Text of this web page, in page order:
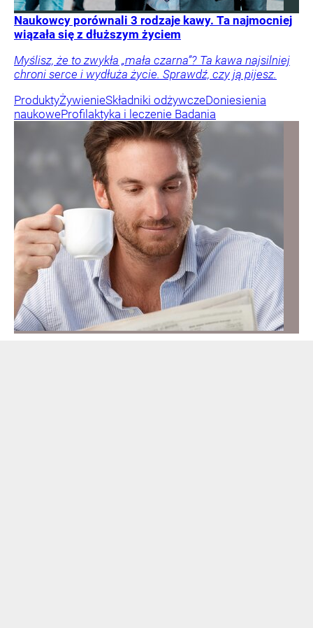
Naukowcy porównali 3 rodzaje kawy. Ta najmocniej
wiązała się z dłuższym życiem
Myślisz, że to zwykła „mała czarna”? Ta kawa najsilniej
chroni serce i wydłuża życie. Sprawdź, czy ją pijesz.
ProduktyŻywienieSkładniki odżywczeDoniesienia
naukoweProfilaktyka i leczenie Badania